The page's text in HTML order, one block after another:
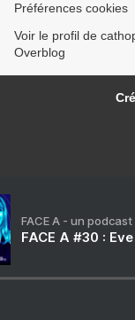
Préférences cookies
Voir le profil de
Overblog
FACE A - un
FACE A #30 :